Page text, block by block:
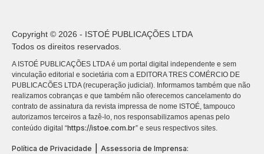
Copyright © 2026 - ISTOÉ PUBLICAÇÕES LTDA
Todos os direitos reservados.
A ISTOÉ PUBLICAÇÕES LTDA é um portal digital independente e sem
vinculação editorial e societária com a EDITORA TRES COMÉRCIO DE
PUBLICACÕES LTDA (recuperação judicial). Informamos também que não
realizamos cobranças e que também não oferecemos cancelamento do
contrato de assinatura da revista impressa de nome ISTOÉ, tampouco
autorizamos terceiros a fazê-lo, nos responsabilizamos apenas pelo
conteúdo digital “https://istoe.com.br” e seus respectivos sites.
Política de Privacidade Assessoria de Imprensa: